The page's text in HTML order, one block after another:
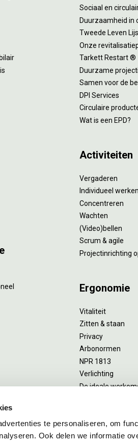
te personaliseren, om
Ook delen we informatie
Sociaal en
Duurzaamheid in
Tweede Leven
Onze
Tarkett Restart ®
Duurzame
Samen voor de
DPI Services
Circulaire
Wat is een EPD?
Activiteiten
Vergaderen
Individueel werken
Concentreren
Wachten
(Video)bellen
Scrum & agile
Projectinrichting
Ergonomie
Vitaliteit
Zitten & staan
Privacy
Arbonormen
NPR 1813
Verlichting
De ideale